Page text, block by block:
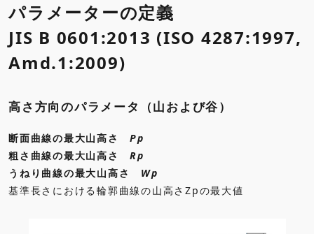
パラメーターの定義
JIS B 0601:2013 (ISO 4287:1997,
Amd.1:2009)
高さ方向のパラメータ（山および谷）
断面曲線の最大山高さPp
粗さ曲線の最大山高さRp
うねり曲線の最大山高さ Wp
基準長さにおける輪郭曲線の山高さZpの最大値